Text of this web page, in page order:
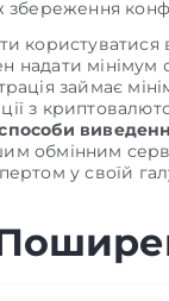
збереження
користуватися
надати мінімум
займає
з
обмінним
у своїй